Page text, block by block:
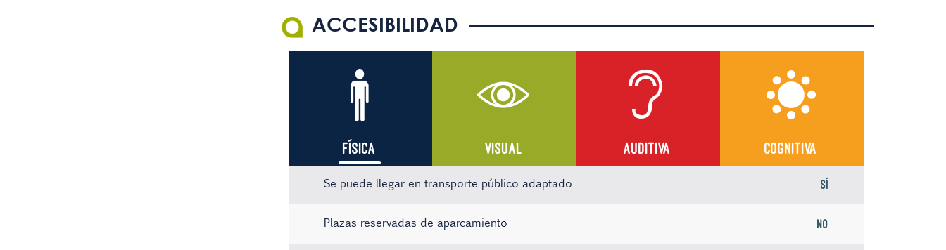
ACCESIBILIDAD
FÍSICA VISUAL AUDITIVA COGNITIVA
Se puede llegar en transporte público adaptado Sí
Plazas reservadas de aparcamiento No